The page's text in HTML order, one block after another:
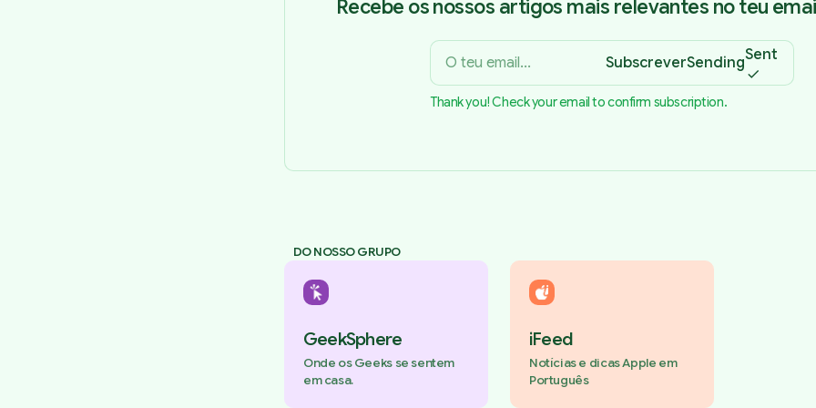
Recebe os nossos artigos mais relevantes no teu
SubscreverSendingSent
Thank you! Check your email to confirm subscription.
DO NOSSO GRUPO
GeekSphere
Onde os Geeks se sentem
em casa.
iFeed
Notícias e dicas Apple em
Português